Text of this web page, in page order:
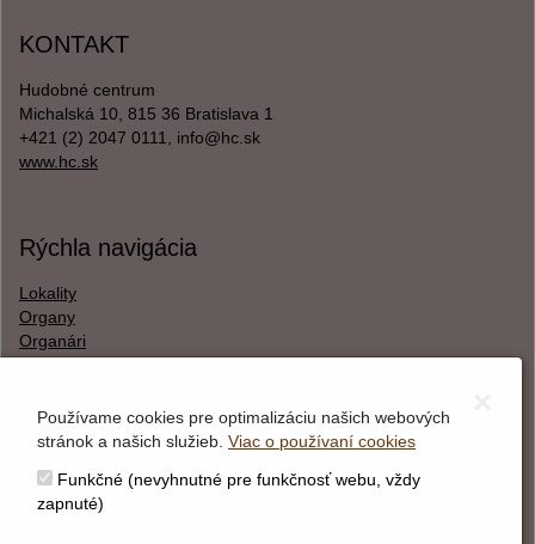
KONTAKT
Hudobné centrum
Michalská 10, 815 36 Bratislava 1
+421 (2) 2047 0111, info@hc.sk
www.hc.sk
Rýchla navigácia
Lokality
Organy
Organári
O webstránke
Správca obsahu
Používame cookies pre optimalizáciu našich webových
stránok a našich služieb. Viac o používaní cookies
Funkčné (nevyhnutné pre funkčnosť webu, vždy
zapnuté)